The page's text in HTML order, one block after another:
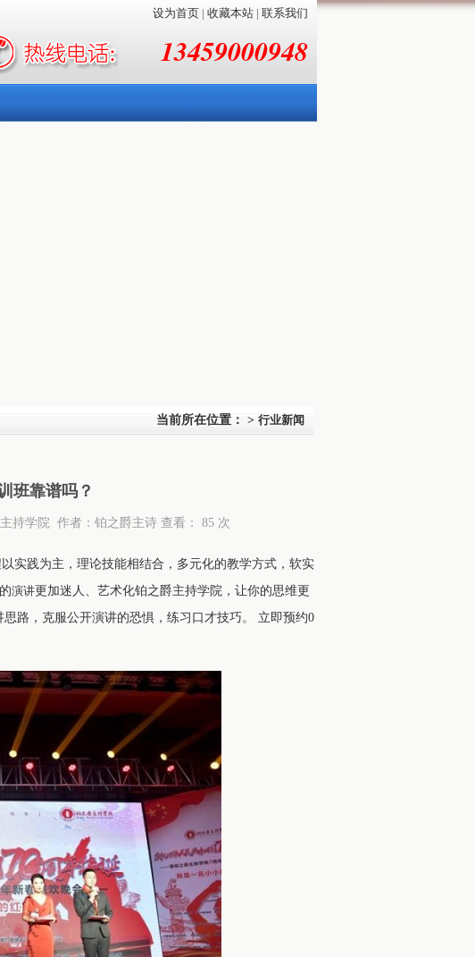
设为首页 | 收藏本站 | 联系我们
13459000948
当前所在位置： > 行业新闻
班靠谱吗？
持学院 作者：铂之爵主诗 查看： 85 次
实践为主，理论技能相结合，多元化的教学方式，软实
演讲更加迷人、艺术化铂之爵主持学院，让你的思维更
路，克服公开演讲的恐惧，练习口才技巧。 立即预约0